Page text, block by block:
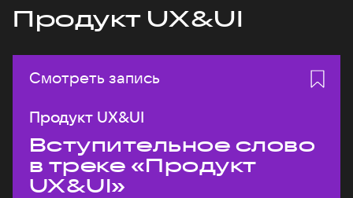
Продукт UX&UI
Смотреть запись
Продукт UX&UI
Вступительное слово
в треке «Продукт
UX&UI»